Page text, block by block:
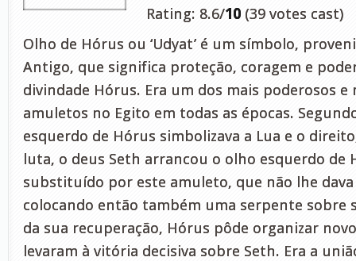
Rating: 8.6/10 (39 votes cast)
Olho de Hórus ou ‘Udyat’ é um símbolo,
Antigo, que significa proteção, coragem e
divindade Hórus. Era um dos mais poderosos e
amuletos no Egito em todas as épocas.
esquerdo de Hórus simbolizava a Lua e o
luta, o deus Seth arrancou o olho esquerdo de
substituído por este amuleto, que não lhe
colocando então também uma serpente sobre
da sua recuperação, Hórus pôde organizar
levaram à vitória decisiva sobre Seth. Era a